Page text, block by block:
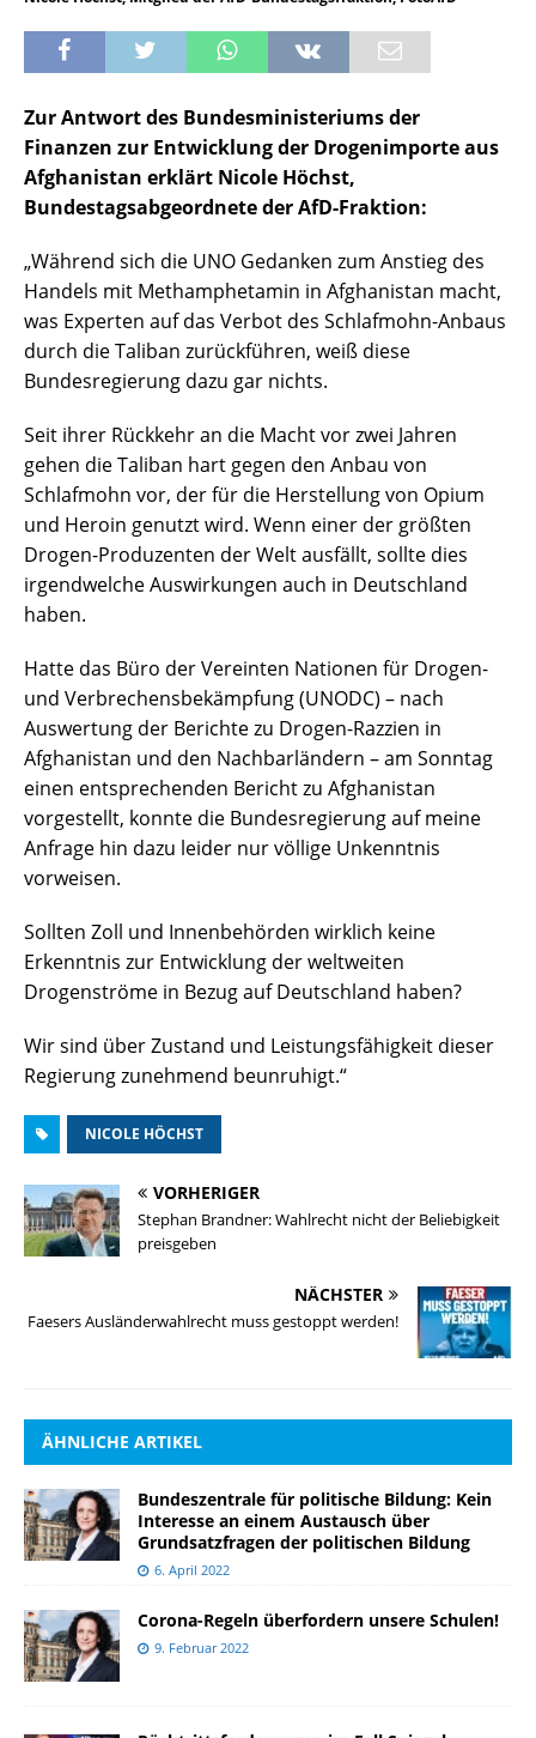
Zur Antwort des Bundesministeriums der
Finanzen zur Entwicklung der Drogenimporte aus
Afghanistan erklärt Nicole Höchst,
Bundestagsabgeordnete der AfD-Fraktion:
„Während sich die UNO Gedanken zum Anstieg des
Handels mit Methamphetamin in Afghanistan macht,
was Experten auf das Verbot des Schlafmohn-Anbaus
durch die Taliban zurückführen, weiß diese
Bundesregierung dazu gar nichts.
Seit ihrer Rückkehr an die Macht vor zwei Jahren
gehen die Taliban hart gegen den Anbau von
Schlafmohn vor, der für die Herstellung von Opium
und Heroin genutzt wird. Wenn einer der größten
Drogen-Produzenten der Welt ausfällt, sollte dies
irgendwelche Auswirkungen auch in Deutschland
haben.
Hatte das Büro der Vereinten Nationen für Drogen-
und Verbrechensbekämpfung (UNODC) – nach
Auswertung der Berichte zu Drogen-Razzien in
Afghanistan und den Nachbarländern – am Sonntag
einen entsprechenden Bericht zu Afghanistan
vorgestellt, konnte die Bundesregierung auf meine
Anfrage hin dazu leider nur völlige Unkenntnis
vorweisen.
Sollten Zoll und Innenbehörden wirklich keine
Erkenntnis zur Entwicklung der weltweiten
Drogenströme in Bezug auf Deutschland haben?
Wir sind über Zustand und Leistungsfähigkeit dieser
Regierung zunehmend beunruhigt.“
NICOLE HÖCHST
VORHERIGER
Stephan Brandner: Wahlrecht nicht der Beliebigkeit
preisgeben
NÄCHSTER
Faesers Ausländerwahlrecht muss gestoppt werden!
ÄHNLICHE ARTIKEL
Bundeszentrale für politische Bildung: Kein
Interesse an einem Austausch über
Grundsatzfragen der politischen Bildung
6. April 2022
Corona-Regeln überfordern unsere Schulen!
9. Februar 2022